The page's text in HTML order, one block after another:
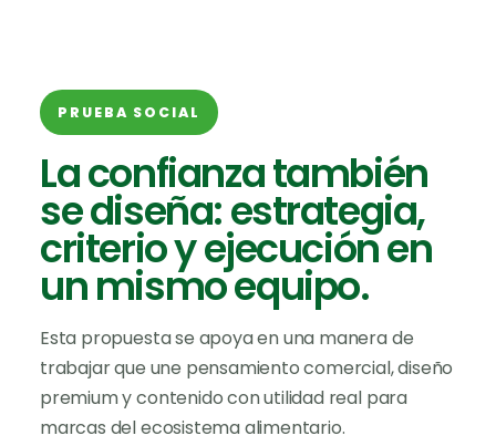
PRUEBA SOCIAL
La confianza también
se diseña: estrategia,
criterio y ejecución en
un mismo equipo.
Esta propuesta se apoya en una manera de
trabajar que une pensamiento comercial, diseño
premium y contenido con utilidad real para
marcas del ecosistema alimentario.